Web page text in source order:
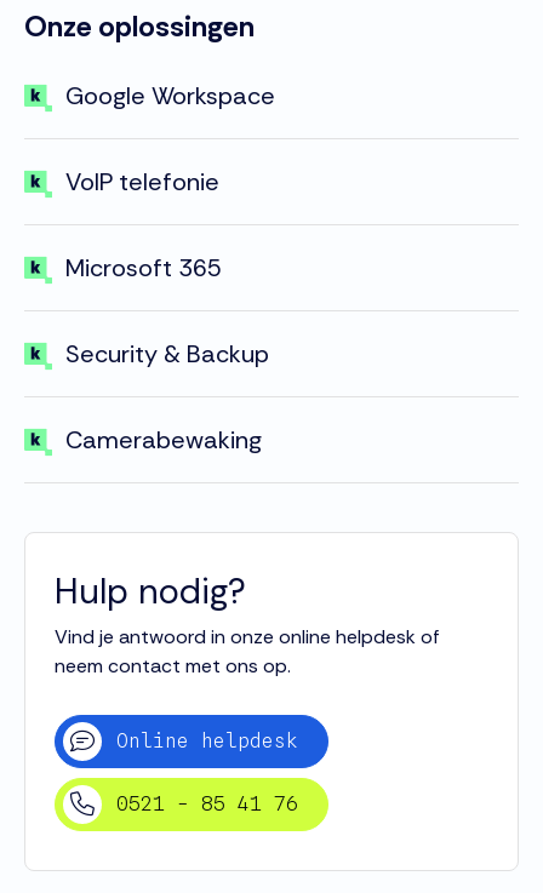
Onze oplossingen
Google Workspace
VoIP telefonie
Microsoft 365
Security & Backup
Camerabewaking
Hulp nodig?
Vind je antwoord in onze online helpdesk of
neem contact met ons op.
Online helpdesk
0521 - 85 41 76